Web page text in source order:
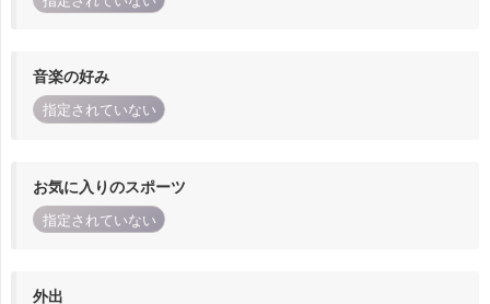
音楽の好み
指定されていない
お気に入りのスポーツ
指定されていない
外出